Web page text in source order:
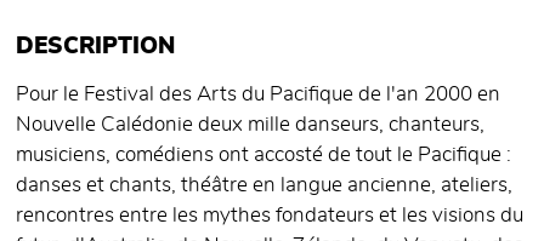
DESCRIPTION
Pour le Festival des Arts du Pacifique de l'an 2000 en
Nouvelle Calédonie deux mille danseurs, chanteurs,
musiciens, comédiens ont accosté de tout le Pacifique :
danses et chants, théâtre en langue ancienne, ateliers,
rencontres entre les mythes fondateurs et les visions du